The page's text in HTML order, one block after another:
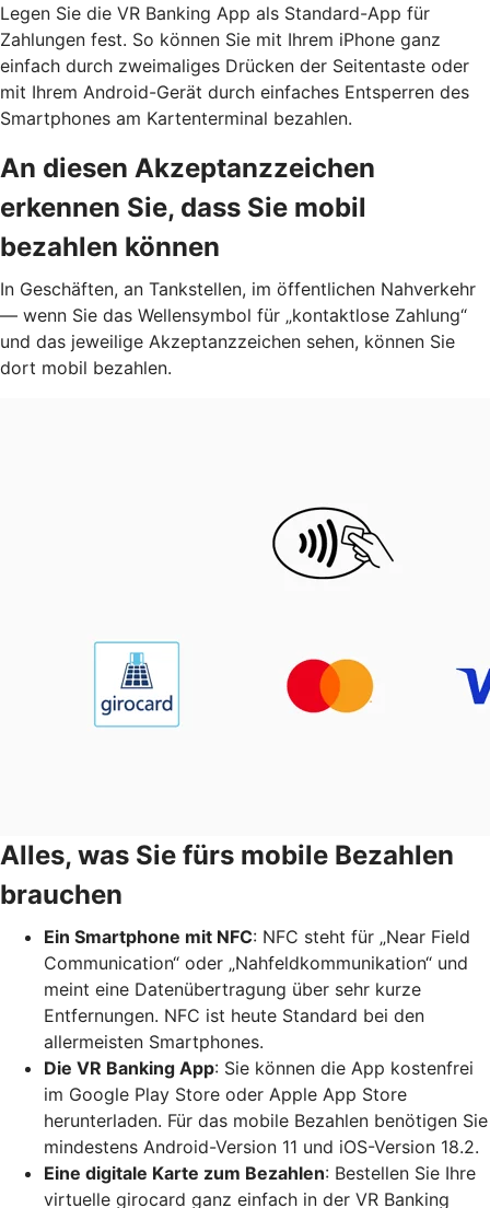
Legen Sie die VR Banking App als Standard-App für
Zahlungen fest. So können Sie mit Ihrem iPhone ganz
einfach durch zweimaliges Drücken der Seitentaste oder
mit Ihrem Android-Gerät durch einfaches Entsperren des
Smartphones am Kartenterminal bezahlen.
An diesen Akzeptanzzeichen
erkennen Sie, dass Sie mobil
bezahlen können
In Geschäften, an Tankstellen, im öffentlichen Nahverkehr
— wenn Sie das Wellensymbol für „kontaktlose Zahlung“
und das jeweilige Akzeptanzzeichen sehen, können Sie
dort mobil bezahlen.
Alles, was Sie fürs mobile Bezahlen
brauchen
Ein Smartphone mit NFC: NFC steht für „Near Field
Communication“ oder „Nahfeldkommunikation“ und
meint eine Datenübertragung über sehr kurze
Entfernungen. NFC ist heute Standard bei den
allermeisten Smartphones.
Die VR Banking App: Sie können die App kostenfrei
im Google Play Store oder Apple App Store
herunterladen. Für das mobile Bezahlen benötigen Sie
mindestens Android-Version 11 und iOS-Version 18.2.
Eine digitale Karte zum Bezahlen: Bestellen Sie Ihre
virtuelle girocard ganz einfach in der VR Banking